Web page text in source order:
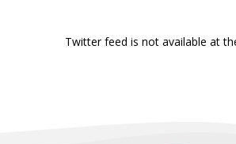
Twitter feed is not available at